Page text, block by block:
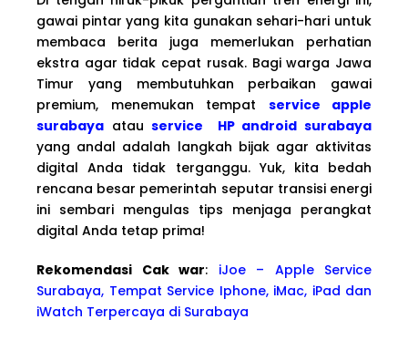
gawai pintar yang kita gunakan sehari-hari untuk
membaca berita juga memerlukan perhatian
ekstra agar tidak cepat rusak. Bagi warga Jawa
Timur yang membutuhkan perbaikan gawai
premium, menemukan tempat service apple
surabaya atauservice HP android surabaya
yang andal adalah langkah bijak agar aktivitas
digital Anda tidak terganggu. Yuk, kita bedah
rencana besar pemerintah seputar transisi energi
ini sembari mengulas tips menjaga perangkat
digital Anda tetap prima!
Rekomendasi Cak war: iJoe – Apple Service
Surabaya, Tempat Service Iphone, iMac, iPad dan
iWatch Terpercaya di Surabaya